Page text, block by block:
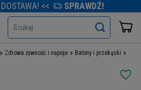
<< SPRAWDŹ!
Szukaj
Zdrowa żywność i napoje Batony i przekąski